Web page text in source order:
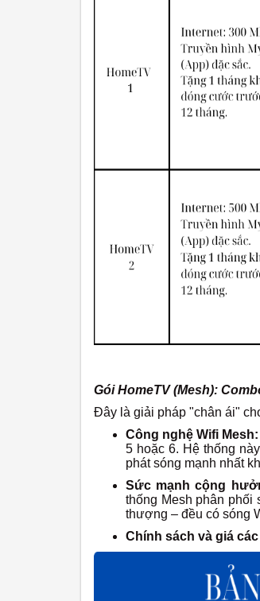
Gói HomeTV (Mesh):
Đây là giải pháp "chân ái"
Công nghệ Wifi Mesh:
5 hoặc 6. Hệ thống
phát sóng mạnh nhất
Sức mạnh cộng
thống Mesh phân phối
thượng – đều có sóng
Chính sách và giá